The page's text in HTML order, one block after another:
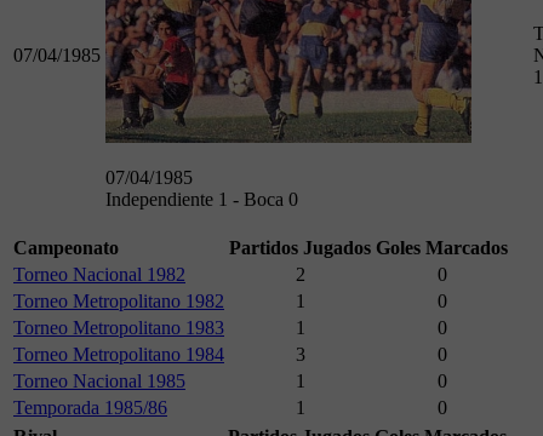
07/04/1985
07/04/1985
Independiente 1 - Boca 0
Campeonato Partidos Jugados Goles Marcados
Torneo Nacional 1982
2
0
Torneo Metropolitano 1982
1
0
Torneo Metropolitano 1983
1
0
Torneo Metropolitano 1984
3
0
Torneo Nacional 1985
1
0
Temporada 1985/86
1
0